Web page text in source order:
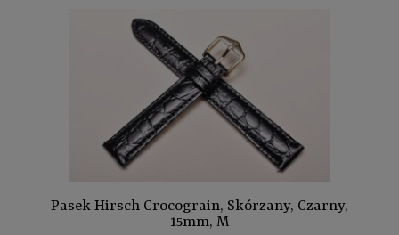
Pasek Hirsch Crocograin, Skórzany, Czarny,
15mm, M